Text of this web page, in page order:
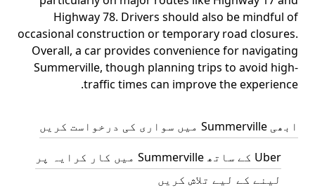
Highway 78. Drivers should also be mindful of
occasional construction or temporary road closures.
Overall, a car provides convenience for navigating
Summerville, though planning trips to avoid high-
traffic times can improve the experience.
ابھی Summerville میں سواری کی درخواست کریں
Uber کے ساتھ Summerville میں کار کرایہ پر
لینے کے لیے تلاش کریں